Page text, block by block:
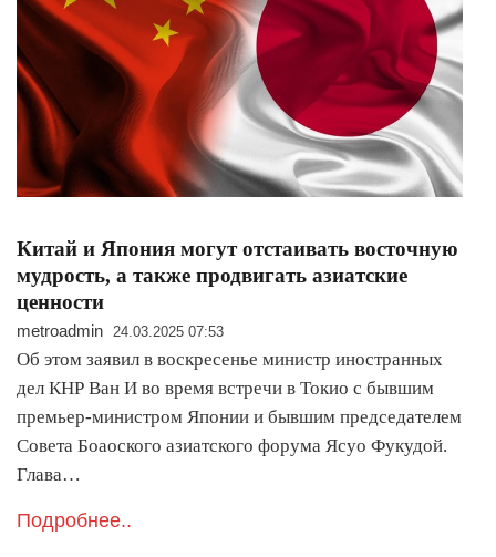
Китай и Япония могут отстаивать восточную
мудрость, а также продвигать азиатские
ценности
metroadmin 24.03.2025 07:53
Об этом заявил в воскресенье министр иностранных
дел КНР Ван И во время встречи в Токио с бывшим
премьер-министром Японии и бывшим председателем
Совета Боаоского азиатского форума Ясуо Фукудой.
Глава…
Подробнее..